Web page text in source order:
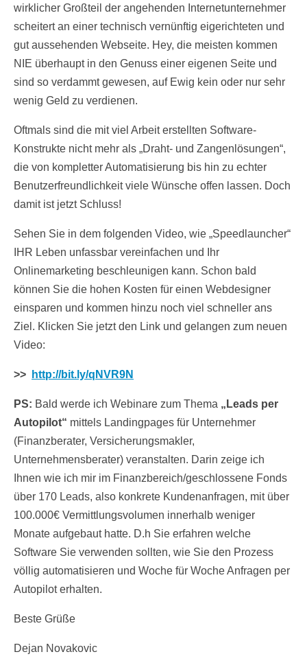
wirklicher Großteil der angehenden Internetunternehmer
scheitert an einer technisch vernünftig eigerichteten und
gut aussehenden Webseite. Hey, die meisten kommen
NIE überhaupt in den Genuss einer eigenen Seite und
sind so verdammt gewesen, auf Ewig kein oder nur sehr
wenig Geld zu verdienen.
Oftmals sind die mit viel Arbeit erstellten Software-
Konstrukte nicht mehr als „Draht- und Zangenlösungen“,
die von kompletter Automatisierung bis hin zu echter
Benutzerfreundlichkeit viele Wünsche offen lassen. Doch
damit ist jetzt Schluss!
Sehen Sie in dem folgenden Video, wie „Speedlauncher“
IHR Leben unfassbar vereinfachen und Ihr
Onlinemarketing beschleunigen kann. Schon bald
können Sie die hohen Kosten für einen Webdesigner
einsparen und kommen hinzu noch viel schneller ans
Ziel. Klicken Sie jetzt den Link und gelangen zum neuen
Video:
>> http://bit.ly/qNVR9N
PS: Bald werde ich Webinare zum Thema „Leads per
Autopilot“ mittels Landingpages für Unternehmer
(Finanzberater, Versicherungsmakler,
Unternehmensberater) veranstalten. Darin zeige ich
Ihnen wie ich mir im Finanzbereich/geschlossene Fonds
über 170 Leads, also konkrete Kundenanfragen, mit über
100.000€ Vermittlungsvolumen innerhalb weniger
Monate aufgebaut hatte. D.h Sie erfahren welche
Software Sie verwenden sollten, wie Sie den Prozess
völlig automatisieren und Woche für Woche Anfragen per
Autopilot erhalten.
Beste Grüße
Dejan Novakovic